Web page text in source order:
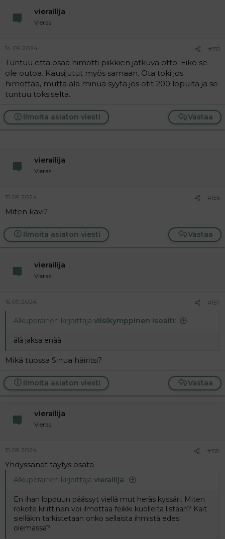
vierailija
Vieras
14.09.2024 #155
Tuntuu että osaa himotti piikkien jatkuva otto. Eikö se
ole outoa. Kausijutut myös samaan. Ota toki jos
himottaa, mutta älä minua syytä jos otit 200 lopulta ja se
tuntuu toksiselta.
Vastaa
Ilmoita asiaton viesti
vierailija
Vieras
15.09.2024 #156
Miten kävi?
Vastaa
Ilmoita asiaton viesti
vierailija
Vieras
15.09.2024 #157
Alkuperäinen kirjoittaja viisikymppinen isoäiti:
älä jaksa enää
Mikä tuossa Sinua häiritsi?
Vastaa
Ilmoita asiaton viesti
vierailija
Vieras
15.09.2024 #158
Yhdyssanat täytys osata
Alkuperäinen kirjoittaja vierailija:
En ihan loppuun päässyt viellä mut heräs kyssäri. Miten
rokote kriittinen voi ilmottaa feikki kuolleita listaan? Kait
sielläkin tarkistetaan onko sellaista ihmistä edes
olemassa?